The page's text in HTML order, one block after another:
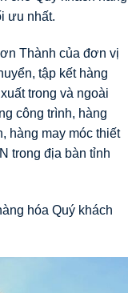
ưu nhất.
Thành của đơn vị
tập kết hàng
trong và ngoài
công trình, hàng
hàng may móc thiết
trong địa bàn tỉnh
hóa Quý khách